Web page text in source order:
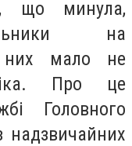
що минула,
на
них мало не
Про це
Головного
надзвичайних